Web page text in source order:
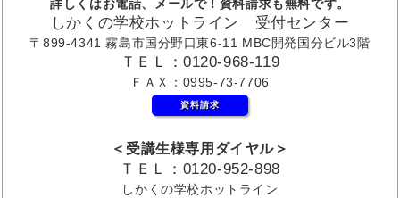
詳しくはお電話、メールで！資料請求も無料です。
しかくの学校ホットライン 受付センター
〒899-4341 霧島市国分野口東6-11 MBC開発国分ビル3階
ＴＥＬ：0120-968-119
ＦＡＸ：0995-73-7706
資料請求
＜受講生様専用ダイヤル＞
ＴＥＬ：0120-952-898
しかくの学校ホットライン